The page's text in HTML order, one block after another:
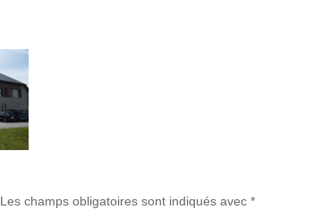
Les champs obligatoires sont indiqués avec *